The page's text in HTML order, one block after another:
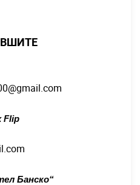
Flip
Банско“